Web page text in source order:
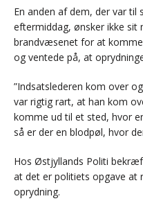
En anden af dem, der var til
eftermiddag, ønsker ikke sit
brandvæsenet for at
og ventede på, at
”Indsatslederen kom over
var rigtig rart, at han kom
komme ud til et sted, hvor
så er der en blodpøl, hvor
Hos Østjyllands Politi
at det er politiets opgave at
oprydning.